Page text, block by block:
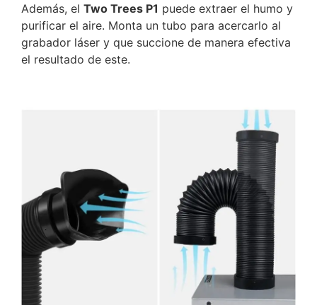
Además, el Two Trees P1 puede extraer el humo y
purificar el aire. Monta un tubo para acercarlo al
grabador láser y que succione de manera efectiva
el resultado de este.